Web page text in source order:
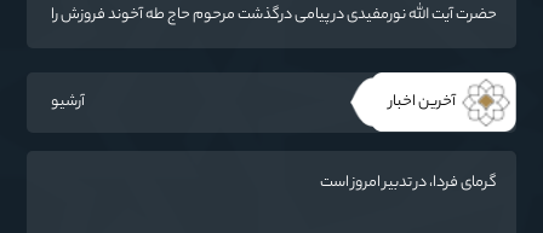
حضرت آیت الله نورمفیدی در پیامی درگذشت مرحوم حاج طه آخوند فروزش را
آخرین اخبار آرشیو
گرمای فردا، در تدبیر امروز است